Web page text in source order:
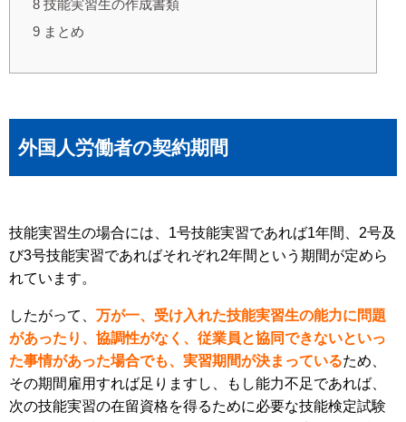
8 技能実習生の作成書類
9 まとめ
外国人労働者の契約期間
技能実習生の場合には、1号技能実習であれば1年間、2号及
び3号技能実習であればそれぞれ2年間という期間が定めら
れています。
したがって、 万が一、受け入れた技能実習生の能力に問題
があったり、協調性がなく、従業員と協同できないといっ
た事情があった場合でも、実習期間が決まっているため、
その期間雇用すれば足りますし、もし能力不足であれば、
次の技能実習の在留資格を得るために必要な技能検定試験